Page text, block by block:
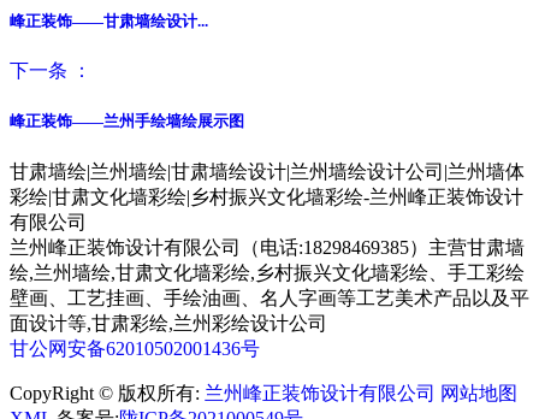
峰正装饰——甘肃墙绘设计...
下一条 ：
峰正装饰——兰州手绘墙绘展示图
甘肃墙绘|兰州墙绘|甘肃墙绘设计|兰州墙绘设计公司|兰州墙体
彩绘|甘肃文化墙彩绘|乡村振兴文化墙彩绘-兰州峰正装饰设计
有限公司
兰州峰正装饰设计有限公司（电话:18298469385）主营甘肃墙
绘,兰州墙绘,甘肃文化墙彩绘,乡村振兴文化墙彩绘、手工彩绘
壁画、工艺挂画、手绘油画、名人字画等工艺美术产品以及平
面设计等,甘肃彩绘,兰州彩绘设计公司
甘公网安备62010502001436号
CopyRight © 版权所有: 兰州峰正装饰设计有限公司 网站地图